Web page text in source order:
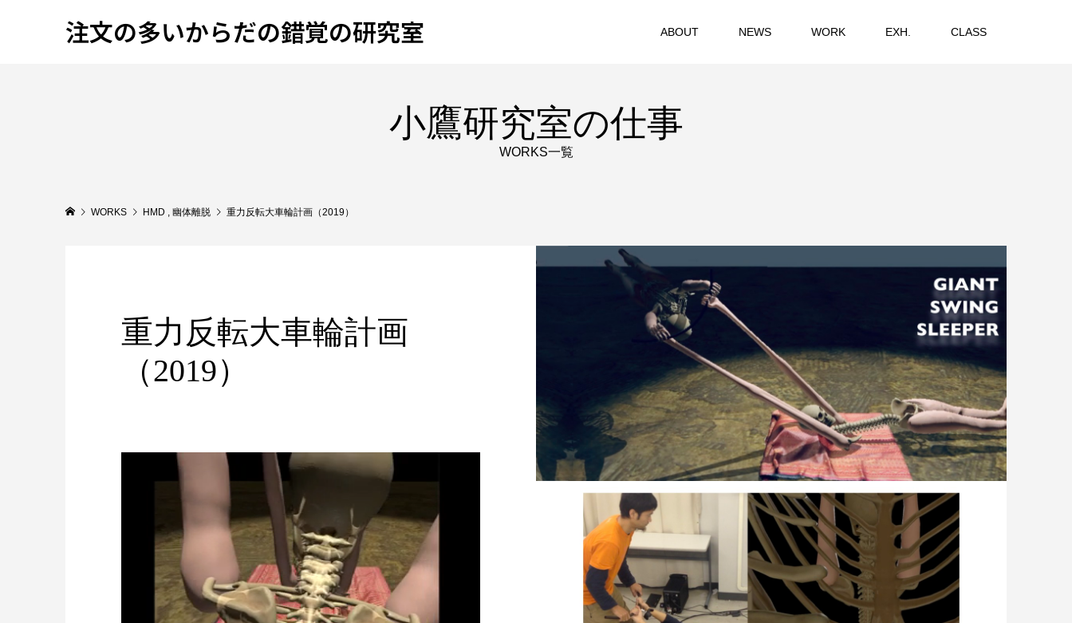
注文の多いからだの錯覚の研究室 ABOUT NEWS WORK EXH. CLASS
小鷹研究室の仕事
WORKS一覧
WORKS HMD , 幽体離脱 重力反転大車輪計画（2019）
GIANT SWING SLEEPER
重力反転大車輪計画
（2019）